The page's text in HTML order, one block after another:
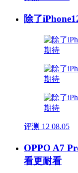
除了
评测 12 08.05
OPPO A7
看更耐看